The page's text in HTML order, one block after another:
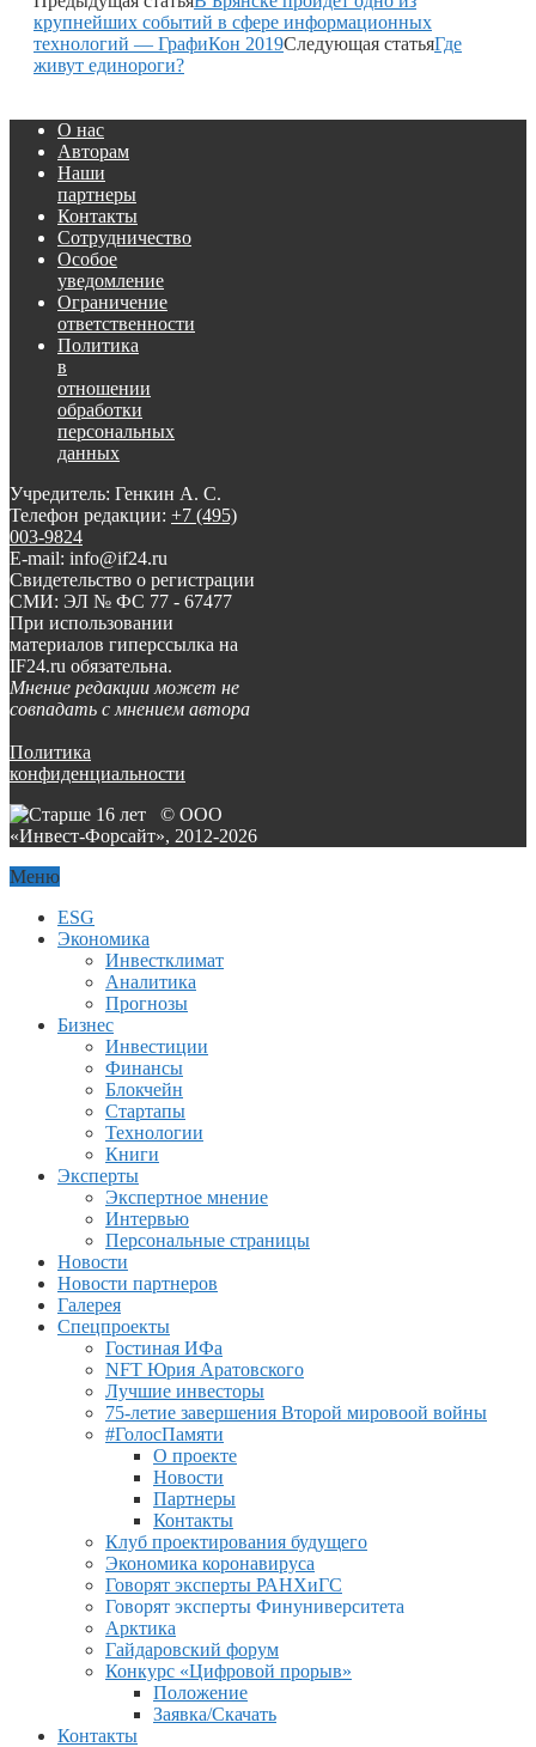
крупнейших событий в сфере информационных
технологий — ГрафиКон 2019Следующая статьяГде
живут единороги?
О нас
Авторам
Наши
партнеры
Контакты
Сотрудничество
Особое
уведомление
Ограничение
ответственности
Политика
в
отношении
обработки
персональных
данных
Учредитель: Генкин А. С.
Телефон редакции: +7 (495)
003-9824
E-mail: info@if24.ru
Свидетельство о регистрации
СМИ: ЭЛ № ФС 77 - 67477
При использовании
материалов гиперссылка на
IF24.ru обязательна.
Мнение редакции может не
совпадать с мнением автора
Политика
конфиденциальности
© ООО
«Инвест-Форсайт», 2012-2026
Меню
ESG
Экономика
Инвестклимат
Аналитика
Прогнозы
Бизнес
Инвестиции
Финансы
Блокчейн
Стартапы
Технологии
Книги
Эксперты
Экспертное мнение
Интервью
Персональные страницы
Новости
Новости партнеров
Галерея
Спецпроекты
Гостиная ИФа
NFT Юрия Аратовского
Лучшие инвесторы
75-летие завершения Второй мировоой войны
#ГолосПамяти
О проекте
Новости
Партнеры
Контакты
Клуб проектирования будущего
Экономика коронавируса
Говорят эксперты РАНХиГС
Говорят эксперты Финуниверситета
Арктика
Гайдаровский форум
Конкурс «Цифровой прорыв»
Положение
Заявка/Скачать
Контакты